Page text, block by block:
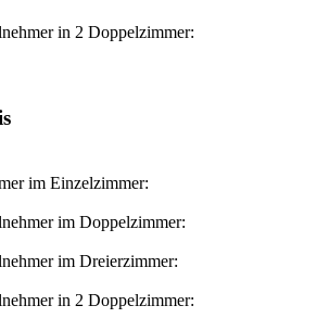
in 2 Doppelzimmer:
im Einzelzimmer:
im Doppelzimmer:
im Dreierzimmer:
in 2 Doppelzimmer: